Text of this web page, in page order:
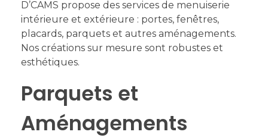
D’CAMS propose des services de menuiserie
intérieure et extérieure : portes, fenêtres,
placards, parquets et autres aménagements.
Nos créations sur mesure sont robustes et
esthétiques.
Parquets et
Aménagements